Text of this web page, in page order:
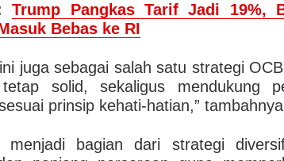
Trump Pangkas Tarif Jadi 19%,
Bebas ke RI
juga sebagai salah satu strategi
tetap solid, sekaligus mendukung
prinsip kehati-hatian,”
menjadi bagian dari strategi